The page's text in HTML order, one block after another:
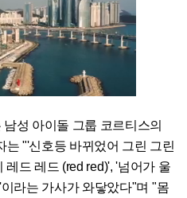
성 아이돌 그룹 코르티스의
는 "'신호등 바뀌었어 그린 그린
레드 레드 (red red)', '넘어가 울
라는 가사가 와닿았다"며 "몸